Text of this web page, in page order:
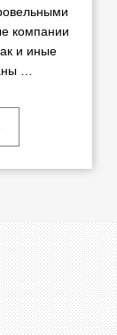
компании
и иные
…